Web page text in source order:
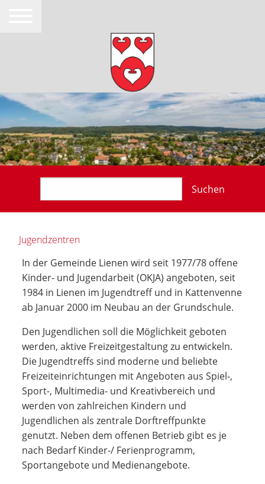
Suchen
Jugendzentren
In der Gemeinde Lienen wird seit 1977/78 offene
Kinder- und Jugendarbeit (OKJA) angeboten, seit
1984 in Lienen im Jugendtreff und in Kattenvenne
ab Januar 2000 im Neubau an der Grundschule.
Den Jugendlichen soll die Möglichkeit geboten
werden, aktive Freizeitgestaltung zu entwickeln.
Die Jugendtreffs sind moderne und beliebte
Freizeiteinrichtungen mit Angeboten aus Spiel-,
Sport-, Multimedia- und Kreativbereich und
werden von zahlreichen Kindern und
Jugendlichen als zentrale Dorftreffpunkte
genutzt. Neben dem offenen Betrieb gibt es je
nach Bedarf Kinder-/ Ferienprogramm,
Sportangebote und Medienangebote.